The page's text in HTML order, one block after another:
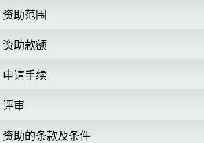
资助范围
资助款额
申请手续
评审
资助的条款及条件